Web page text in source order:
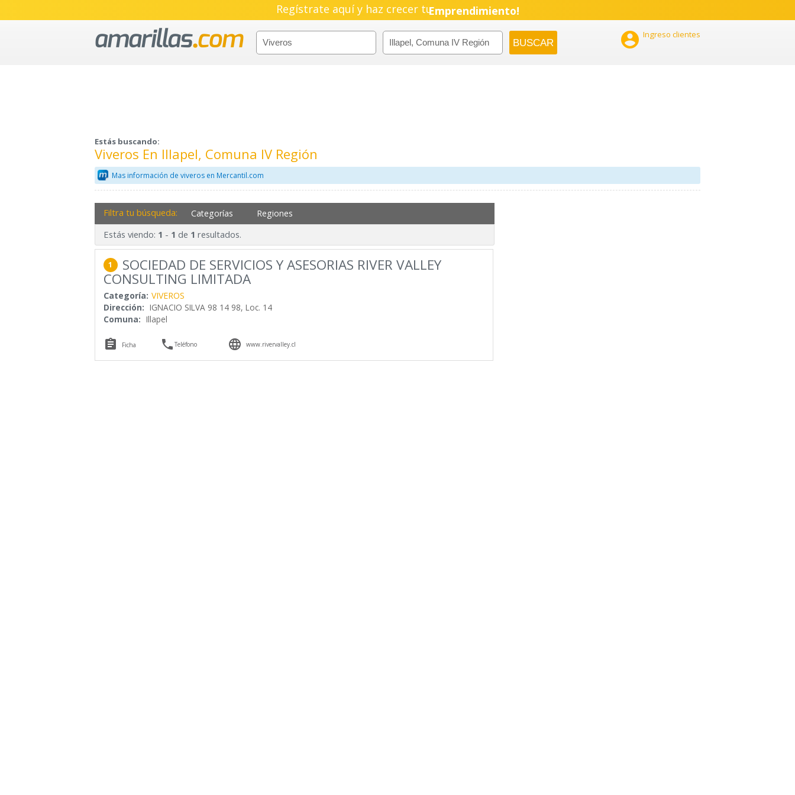
Regístrate aquí y haz crecer tu
Emprendimiento!
 Ingreso clientes
Estás buscando:
Viveros En Illapel, Comuna IV Región
Mas información de viveros en Mercantil.com
Filtra tu búsqueda: Categorías Regiones
Estás viendo: 1 - 1 de 1 resultados.
1 SOCIEDAD DE SERVICIOS Y ASESORIAS RIVER VALLEY
CONSULTING LIMITADA
Categoría: VIVEROS
Dirección: IGNACIO SILVA 98 14 98, Loc. 14
Comuna: Illapel
 Ficha Teléfono  www.rivervalley.cl